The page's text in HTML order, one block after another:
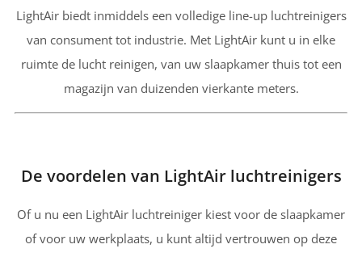
LightAir biedt inmiddels een volledige line-up luchtreinigers
van consument tot industrie. Met LightAir kunt u in elke
ruimte de lucht reinigen, van uw slaapkamer thuis tot een
magazijn van duizenden vierkante meters.
De voordelen van LightAir luchtreinigers
Of u nu een LightAir luchtreiniger kiest voor de slaapkamer
of voor uw werkplaats, u kunt altijd vertrouwen op deze